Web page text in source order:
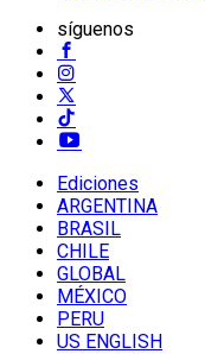
síguenos
Ediciones
ARGENTINA
BRASIL
CHILE
GLOBAL
MÉXICO
PERU
US ENGLISH